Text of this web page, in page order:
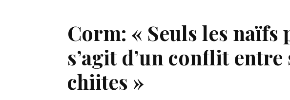
Corm: « Seuls les naïfs
s’agit d’un conflit
chiites »